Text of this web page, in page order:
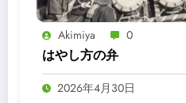
Akimiya 0
はやし方の弁
2026年4月30日